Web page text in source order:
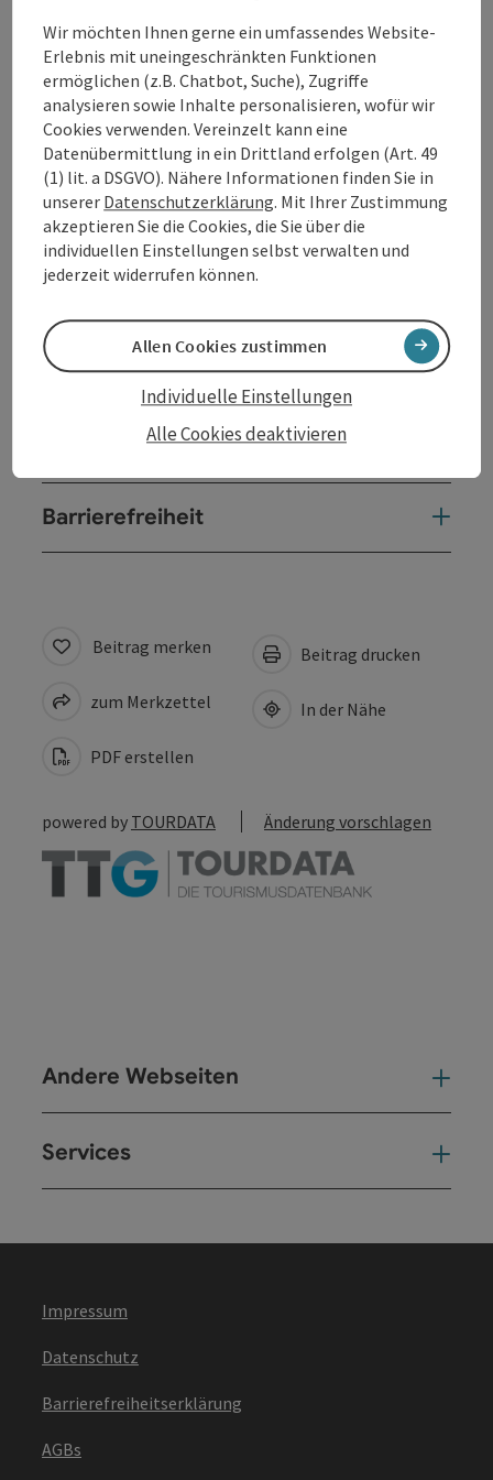
Klavier, rechts Trompete, linker Fuß Rhythmus und
rechter Fuß bumm bumm auf der dicken
Basstrommel. Herrlich, ihm zusehen zu müssen, wie
er sich abmüht! Aber es lohnt sich! Allemal!
Kontakt
Veranstaltungsort
Preise
Barrierefreiheit
Beitrag merken
zum Merkzettel
PDF erstellen
Beitrag drucken
In der Nähe
powered by TOURDATA Änderung vorschlagen
Andere Webseiten
Services
Impressum
Datenschutz
Barrierefreiheitserklärung
AGBs
Wir möchten Ihnen gerne ein umfassendes Website-
Erlebnis mit uneingeschränkten Funktionen
ermöglichen (z.B. Chatbot, Suche), Zugriffe
analysieren sowie Inhalte personalisieren, wofür wir
Cookies verwenden. Vereinzelt kann eine
Datenübermittlung in ein Drittland erfolgen (Art. 49
(1) lit. a DSGVO). Nähere Informationen finden Sie in
unserer Datenschutzerklärung. Mit Ihrer Zustimmung
akzeptieren Sie die Cookies, die Sie über die
individuellen Einstellungen selbst verwalten und
jederzeit widerrufen können.
Alle Cookies deaktivieren
Individuelle Einstellungen
Allen Cookies zustimmen